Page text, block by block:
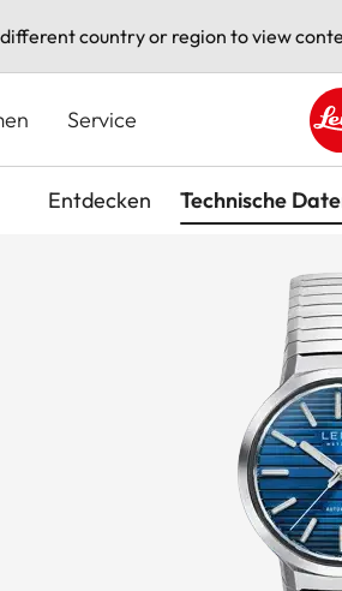
different country or region to view
Service
Entdecken Technische